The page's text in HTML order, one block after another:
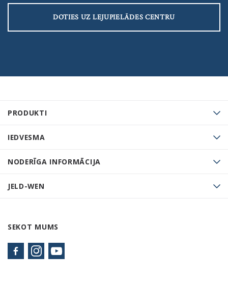
PRODUKTI
IEDVESMA
NODERĪGA INFORMĀCIJA
JELD-WEN
SEKOT MUMS
DOTIES UZ LEJUPIELĀDES CENTRU